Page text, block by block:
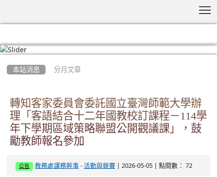
本站消息 分月文章
轉知客家委員會委託國立臺灣師範大學辦
理「客語結合十二年國教校訂課程－114學
年下學期區域策略聯盟公開觀議課」，鼓
勵教師報名參加
公告 教務處課務幹事 -活動與競賽 | 2026-05-05 | 點閱數： 72